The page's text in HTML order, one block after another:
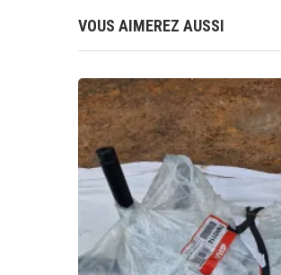
VOUS AIMEREZ AUSSI